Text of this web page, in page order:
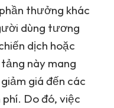
thưởng khác
dùng tương
dịch hoặc
này mang
giá đến các
Do đó, việc